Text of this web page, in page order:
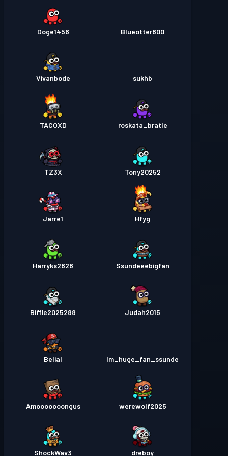
Blueotter800
Doge1456
sukhb
Vivanbode
roskata_bratle
TACOXD
Tony20252
TZ3X
Hfyg
Jarre1
Ssundeeebigfan
Harryks2828
Judah2015
Biffle2025288
Im_huge_fan_ssunde
Belial
werewolf2025
Amooooooongus
dreboy
ShockWav3